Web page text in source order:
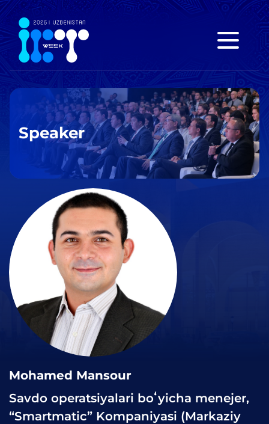
Speaker
Mohamed Mansour
Savdo operatsiyalari boʻyicha menejer,
“Smartmatic” Kompaniyasi (Markaziy